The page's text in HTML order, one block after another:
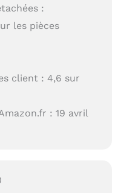
:
les pièces
client : 4,6 sur
: 19 avril